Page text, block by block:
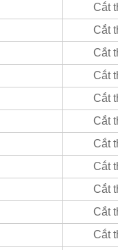
Cắt
Cắt
Cắt
Cắt
Cắt
Cắt
Cắt
Cắt
Cắt
Cắt
Cắt